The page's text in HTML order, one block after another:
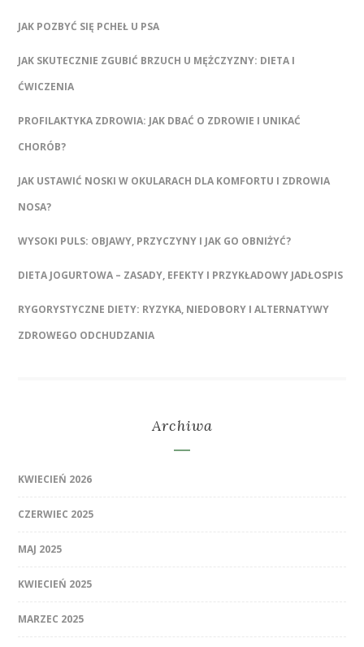
JAK POZBYĆ SIĘ PCHEŁ U PSA
JAK SKUTECZNIE ZGUBIĆ BRZUCH U MĘŻCZYZNY: DIETA I
ĆWICZENIA
PROFILAKTYKA ZDROWIA: JAK DBAĆ O ZDROWIE I UNIKAĆ
CHORÓB?
JAK USTAWIĆ NOSKI W OKULARACH DLA KOMFORTU I ZDROWIA
NOSA?
WYSOKI PULS: OBJAWY, PRZYCZYNY I JAK GO OBNIŻYĆ?
DIETA JOGURTOWA – ZASADY, EFEKTY I PRZYKŁADOWY JADŁOSPIS
RYGORYSTYCZNE DIETY: RYZYKA, NIEDOBORY I ALTERNATYWY
ZDROWEGO ODCHUDZANIA
Archiwa
KWIECIEŃ 2026
CZERWIEC 2025
MAJ 2025
KWIECIEŃ 2025
MARZEC 2025